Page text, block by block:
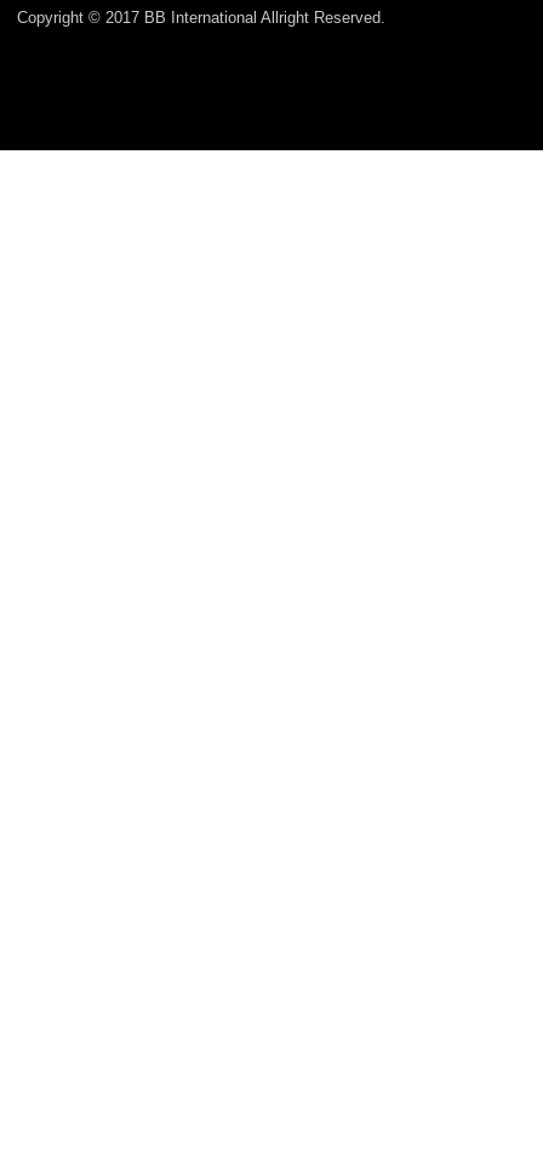
Copyright © 2017 BB International Allright Reserved.